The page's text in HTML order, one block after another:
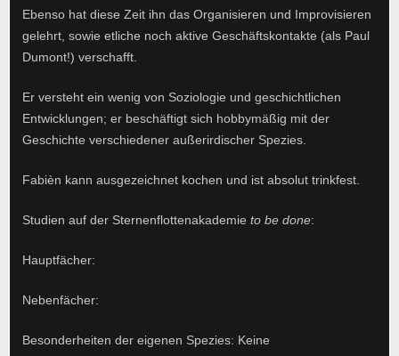
Ebenso hat diese Zeit ihn das Organisieren und Improvisieren
gelehrt, sowie etliche noch aktive Geschäftskontakte (als Paul
Dumont!) verschafft.
Er versteht ein wenig von Soziologie und geschichtlichen
Entwicklungen; er beschäftigt sich hobbymäßig mit der
Geschichte verschiedener außerirdischer Spezies.
Fabièn kann ausgezeichnet kochen und ist absolut trinkfest.
Studien auf der Sternenflottenakademie to be done:
Hauptfächer:
Nebenfächer:
Besonderheiten der eigenen Spezies: Keine